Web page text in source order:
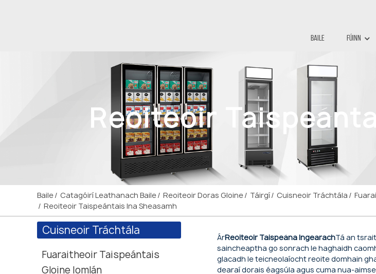
Baile Fúinn
Reoiteoir
Baile Catagóirí Leathanach Baile Reoiteoir Doras Gloine Táirgí Cuisneoir Tráchtála
Reoiteoir Taispeántais Ina Sheasamh
Cuisneoir Tráchtála
Fuaraitheoir Taispeántais
Gloine Iomlán
ÁrReoiteoir Taispeána IngearachTá an
saincheaptha go sonrach le haghaidh
glacadh le teicneolaíocht reoite domhain
dearaí dorais éagsúla agus cuma nua-